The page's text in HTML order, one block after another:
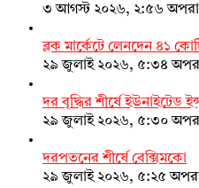
৩ আগস্ট ২০২৬, ২:৫৬
ব্লক মার্কেটে লেনদেন ৪১
২৯ জুলাই ২০২৬, ৫:৩৪
দর বৃদ্ধির শীর্ষে ইউনাইটেড
২৯ জুলাই ২০২৬, ৫:৩০
দরপতনের শীর্ষে বেক্সিমকো
২৯ জুলাই ২০২৬, ৫:২৫